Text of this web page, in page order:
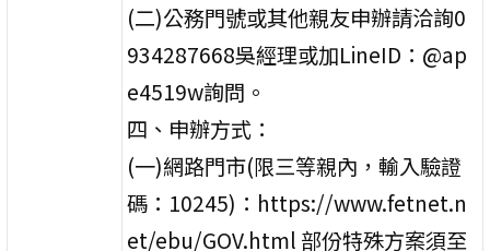
(二)公務門號或其他親友申辦請洽詢0
934287668吳經理或加LineID：@ap
e4519w詢問。
四、申辦方式：
(一)網路門市(限三等親內，輸入驗證
碼：10245)：https://www.fetnet.n
et/ebu/GOV.html 部份特殊方案須至